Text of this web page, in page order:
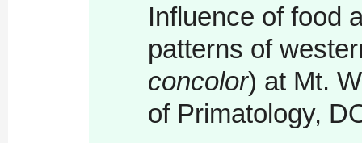
Influence of food
patterns of
concolor) at Mt.
of Primatology,